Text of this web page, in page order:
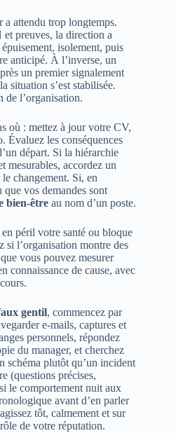
a attendu trop longtemps.
preuves, la direction a
isolement, puis
anticipé. À l’inverse, un
un premier signalement
situation s’est stabilisée.
de l’organisation.
où : mettez à jour votre CV,
Évaluez les conséquences
départ. Si la hiérarchie
mesurables, accordez un
changement. Si, en
vos demandes sont
bien-être au nom d’un poste.
péril votre santé ou bloque
si l’organisation montre des
vous pouvez mesurer
connaissance de cause, avec
gentil, commencez par
e‑mails, captures et
personnels, répondez
du manager, et cherchez
schéma plutôt qu’un incident
(questions précises,
le comportement nuit aux
avant d’en parler
tôt, calmement et sur
de votre réputation.